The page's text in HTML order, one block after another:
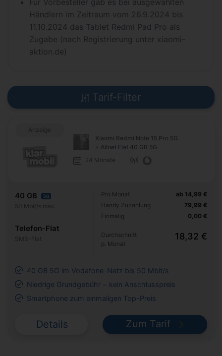
Für Vorbesteller gab es bei ausgewählten
Händlern im Zeitraum vom 26.9.2024 bis
11.10.2024 das Tablet Redmi Pad Pro als
Zugabe (nach Registrierung unter xiaomi-
aktion.de)
Tarif-Filter
Anzeige
Xiaomi Redmi Note 15 Pro 5G
+ Allnet Flat 40 GB 5G
24 Monate
40 GB 5G
50 Mbit/s max.
Telefon-Flat
SMS-Flat
Pro Monat
Handy Zuzahlung
Einmalig
ab 14,99 €
79,99 €
0,00 €
Durchschnitt
p. Monat
18,32 €
40 GB 5G im Vodafone-Netz bis 50 Mbit/s
Niedrige Grundgebühr − kein Anschlusspreis
Smartphone zum einmaligen Top-Preis
Details Zum Tarif